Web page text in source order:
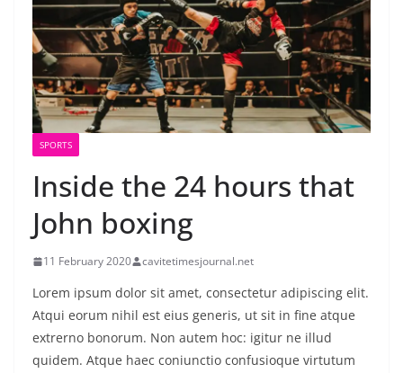
SPORTS
Inside the 24 hours that
John boxing
11 February 2020 cavitetimesjournal.net
Lorem ipsum dolor sit amet, consectetur adipiscing elit.
Atqui eorum nihil est eius generis, ut sit in fine atque
extrerno bonorum. Non autem hoc: igitur ne illud
quidem. Atque haec coniunctio confusioque virtutum